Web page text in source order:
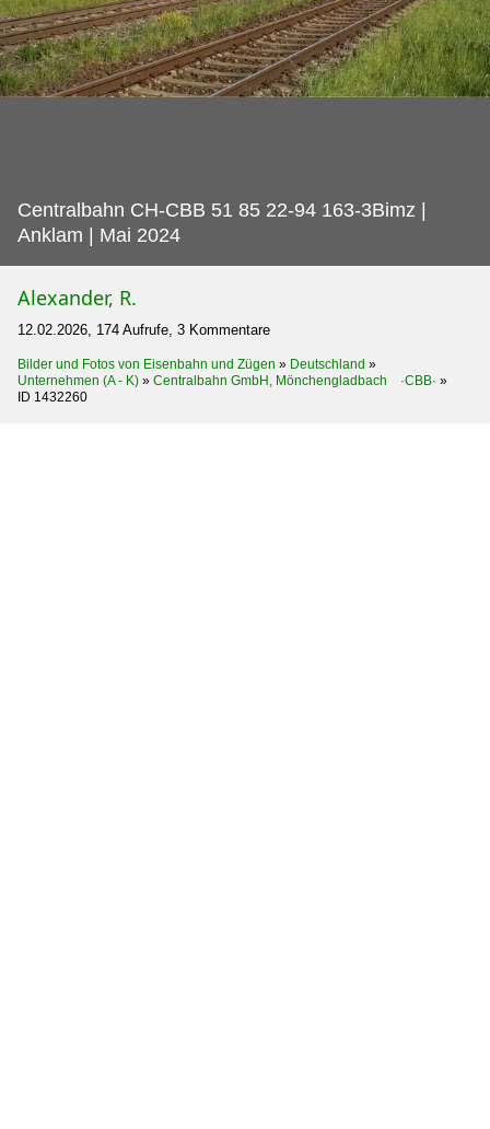
Centralbahn CH-CBB 51 85 22-94 163-3Bimz |
Anklam | Mai 2024
Alexander, R.
12.02.2026, 174 Aufrufe, 3 Kommentare
Bilder und Fotos von Eisenbahn und Zügen » Deutschland »
Unternehmen (A - K) » Centralbahn GmbH, Mönchengladbach ·CBB· »
ID 1432260